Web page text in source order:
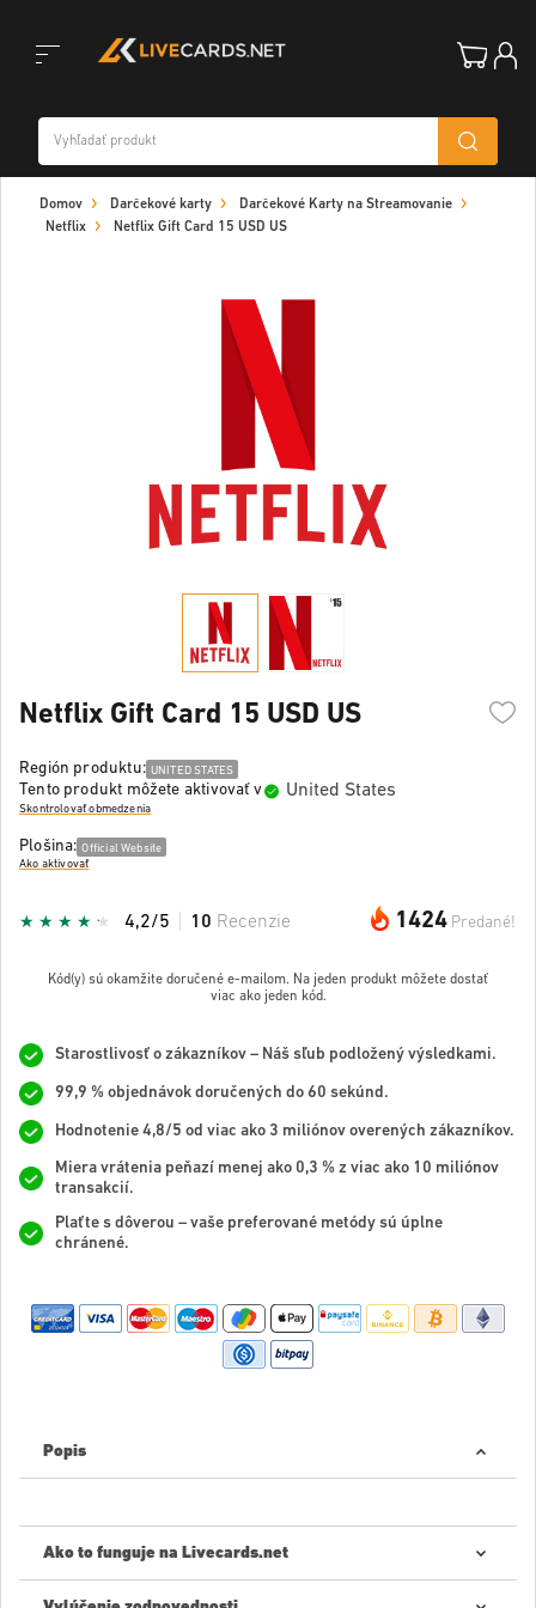
navigation
Domov Darčekové karty
Darčekové Karty na Streamovanie
Netflix
Netflix Gift Card 15 USD US
Netflix Gift Card 15 USD US
Región produktu: UNITED STATES
Tento produkt môžete aktivovať v United States
Skontrolovať obmedzenia
Plošina: Official Website
Ako aktivovať
1424 Predané!
4,2/5 10 Recenzie
Kód(y) sú okamžite doručené e-mailom. Na jeden produkt môžete dostať
viac ako jeden kód.
Starostlivosť o zákazníkov – Náš sľub podložený výsledkami.
99,9 % objednávok doručených do 60 sekúnd.
Hodnotenie 4,8/5 od viac ako 3 miliónov overených zákazníkov.
Miera vrátenia peňazí menej ako 0,3 % z viac ako 10 miliónov
transakcií.
Plaťte s dôverou – vaše preferované metódy sú úplne
chránené.
Popis
Ako to funguje na Livecards.net